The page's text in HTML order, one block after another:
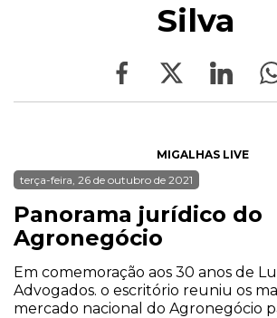
Silva
MIGALHAS LIVE
terça-feira, 26 de outubro de 2021
Panorama jurídico do
Agronegócio
Em comemoração aos 30 anos de
Advogados. o escritório reuniu os
mercado nacional do Agronegócio